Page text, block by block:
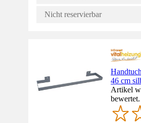
Nicht reservierbar
46 cm
Artikel
bewertet.